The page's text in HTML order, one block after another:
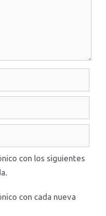
con los siguientes
con cada nueva